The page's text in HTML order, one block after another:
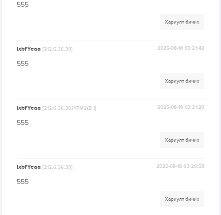
555
Хариулт бичих
lxbfYeaa[212.6.36.39] 2025-08-18 03:21:42
555
Хариулт бичих
lxbfYeaa[212.6.36.39JYTM2iZH] 2025-08-18 03:21:20
555
Хариулт бичих
lxbfYeaa[212.6.36.39] 2025-08-18 03:20:58
555
Хариулт бичих